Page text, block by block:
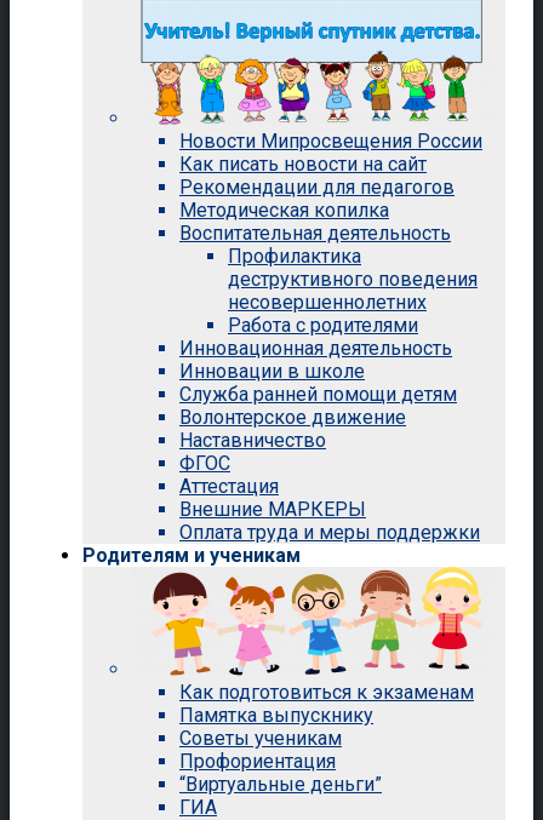
Новости Мипросвещения России
Как писать новости на сайт
Рекомендации для педагогов
Методическая копилка
Воспитательная деятельность
Профилактика
деструктивного поведения
несовершеннолетних
Работа с родителями
Инновационная деятельность
Инновации в школе
Служба ранней помощи детям
Волонтерское движение
Наставничество
ФГОС
Аттестация
Внешние МАРКЕРЫ
Оплата труда и меры поддержки
Родителям и ученикам
Как подготовиться к экзаменам
Памятка выпускнику
Советы ученикам
Профориентация
“Виртуальные деньги”
ГИА